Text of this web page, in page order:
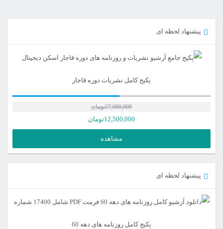
پیشنهاد لحظه ای
پکیج کامل نشریات دوره قاجار
27,000,000تومان
12,500,000تومان
مشاهده
پیشنهاد لحظه ای
پکیج کامل روزنامه های دهه 60